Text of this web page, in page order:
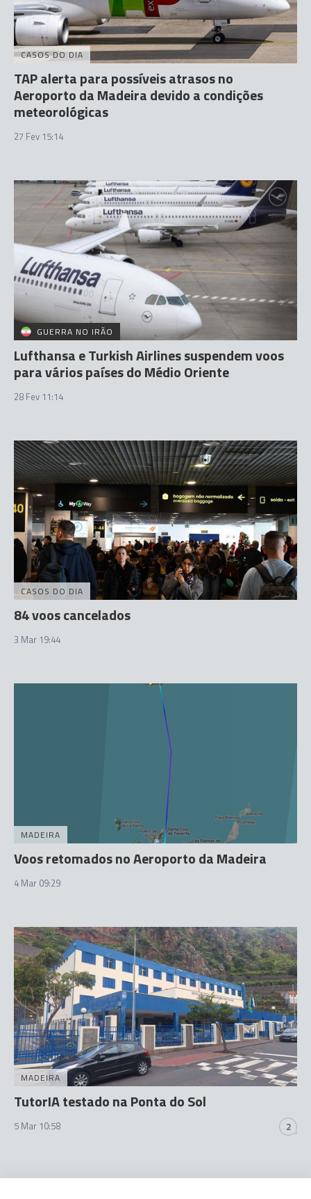
CASOS DO DIA
TAP alerta para possíveis atrasos no
Aeroporto da Madeira devido a condições
meteorológicas
27 Fev 15:14
GUERRA NO IRÃO
Lufthansa e Turkish Airlines suspendem voos
para vários países do Médio Oriente
28 Fev 11:14
CASOS DO DIA
84 voos cancelados
3 Mar 19:44
MADEIRA
Voos retomados no Aeroporto da Madeira
4 Mar 09:29
MADEIRA
TutorIA testado na Ponta do Sol
5 Mar 10:58 2